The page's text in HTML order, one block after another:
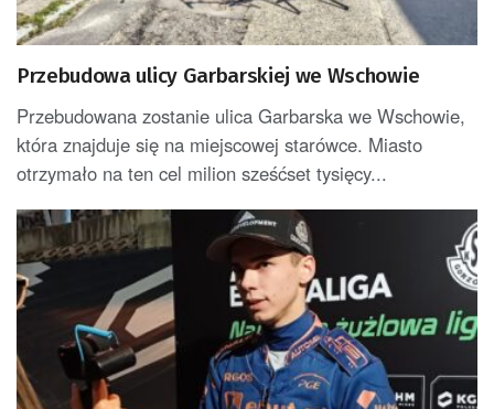
Przebudowa ulicy Garbarskiej we Wschowie
Przebudowana zostanie ulica Garbarska we Wschowie,
która znajduje się na miejscowej starówce. Miasto
otrzymało na ten cel milion sześćset tysięcy...